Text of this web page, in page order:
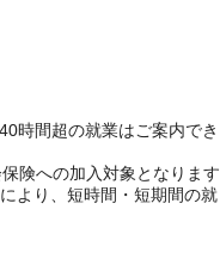
時間超の就業はご案内でき
険への加入対象となります
より、短時間・短期間の就